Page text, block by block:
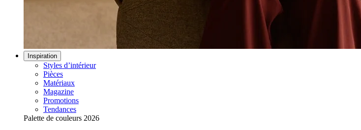
Inspiration
Styles d’intérieur
Pièces
Matériaux
Magazine
Promotions
Tendances
Palette de couleurs 2026